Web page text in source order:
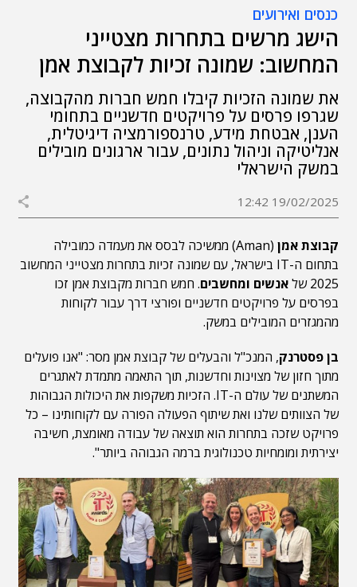
כנסים ואירועים
הישג מרשים בתחרות מצטייני
המחשוב: שמונה זכיות לקבוצת אמן
את שמונה הזכיות קיבלו חמש חברות מהקבוצה,
שגרפו פרסים על פרויקטים חדשניים בתחומי
הענן, אבטחת מידע, טרנספורמציה דיגיטלית,
אנליטיקה וניהול נתונים, עבור ארגונים מובילים
במשק הישראלי
19/02/2025 12:42
קבוצת אמן
(Aman) ממשיכה לבסס את מעמדה כמובילה
בתחום ה-IT בישראל, עם שמונה זכיות בתחרות מצטייני המחשוב
2025 של
אנשים ומחשבים. חמש חברות מקבוצת אמן זכו
בפרסים על פרויקטים חדשניים ופורצי דרך עבור לקוחות
מהמגזרים המובילים במשק.
בן פסטרנק, המנכ"ל והבעלים של קבוצת אמן מסר: "אנו פועלים
מתוך חזון של מצוינות וחדשנות, תוך התאמה מתמדת לאתגרים
המשתנים של עולם ה-IT. הזכיות משקפות את היכולות הגבוהות
של הצוותים שלנו ואת שיתוף הפעולה הפורה עם לקוחותינו – כל
פרויקט שזכה בתחרות הוא תוצאה של עבודה מאומצת, חשיבה
יצירתית ומומחיות טכנולוגית ברמה הגבוהה ביותר".